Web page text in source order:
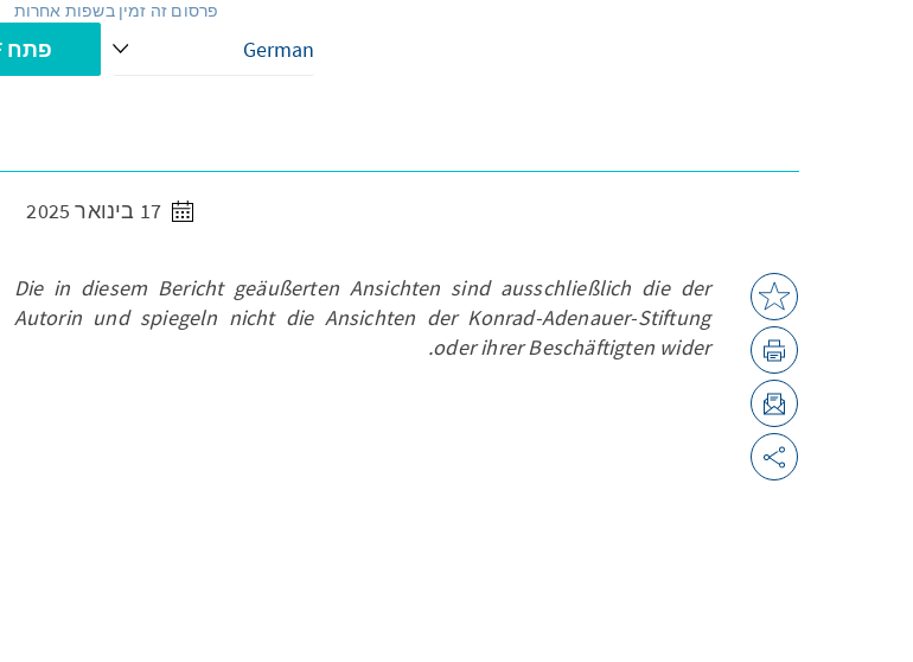
פרסום זה זמין בשפות אחרות
פתח PDF
Die in diesem Bericht geäußerten Ansichten sind ausschließlich die der
Autorin und spiegeln nicht die Ansichten der Konrad-Adenauer-Stiftung
oder ihrer Beschäftigten wider.